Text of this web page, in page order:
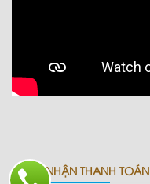
CHẤP NHẬN THANH TOÁN